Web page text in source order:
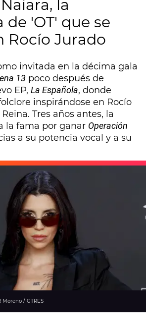
la
de 'OT' que se
Rocío Jurado
invitada en la décima gala
13 poco después de
EP, La Española, donde
inspirándose en Rocío
Tres años antes, la
la fama por ganar Operación
a su potencia vocal y a su
Moreno / GTRES